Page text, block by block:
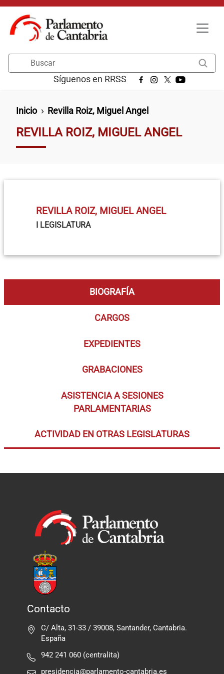
Pasar al contenido principal
Síguenos en RRSS
Ruta de navegación
Inicio Revilla Roiz, Miguel Angel
REVILLA ROIZ, MIGUEL ANGEL
REVILLA ROIZ, MIGUEL ANGEL
I LEGISLATURA
BIOGRAFÍA
CARGOS
EXPEDIENTES
GRABACIONES
ASISTENCIA A SESIONES
PARLAMENTARIAS
ACTIVIDAD EN OTRAS LEGISLATURAS
Contacto
C/ Alta, 31-33 / 39008, Santander, Cantabria.
España
942 241 060 (centralita)
presidencia@parlamento-cantabria.es